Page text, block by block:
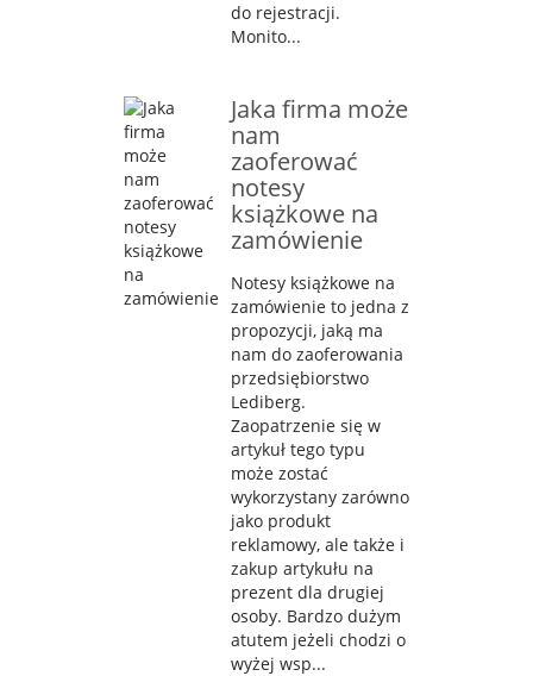
do rejestracji.
Monito...
Jaka firma może
nam
zaoferować
notesy
książkowe na
zamówienie
Notesy książkowe na
zamówienie to jedna z
propozycji, jaką ma
nam do zaoferowania
przedsiębiorstwo
Lediberg.
Zaopatrzenie się w
artykuł tego typu
może zostać
wykorzystany zarówno
jako produkt
reklamowy, ale także i
zakup artykułu na
prezent dla drugiej
osoby. Bardzo dużym
atutem jeżeli chodzi o
wyżej wsp...